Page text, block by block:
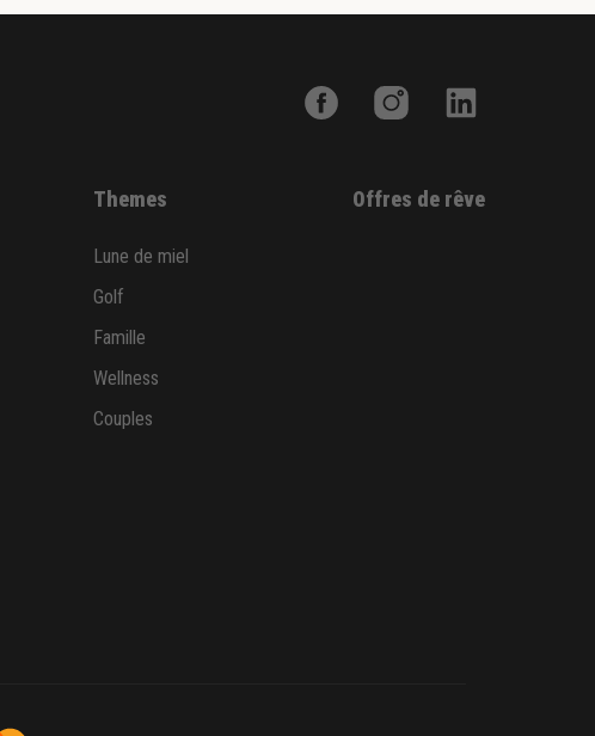
Themes
Lune de miel
Golf
Famille
Wellness
Couples
Offres de rêve